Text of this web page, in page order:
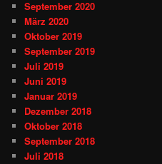
September 2020
März 2020
Oktober 2019
September 2019
Juli 2019
Juni 2019
Januar 2019
Dezember 2018
Oktober 2018
September 2018
Juli 2018